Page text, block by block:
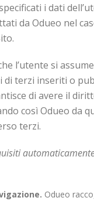
i dati
da Odueo nel
l’utente si
di terzi inseriti o
di avere il
così Odueo da
terzi.
Odueo